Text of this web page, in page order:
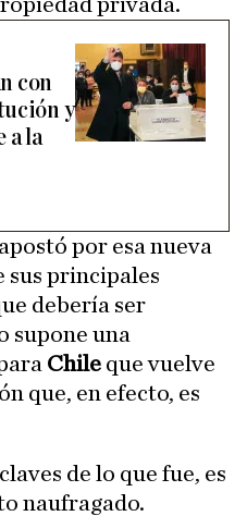
con
y
a la
apostó por esa nueva
sus principales
debería ser
supone una
Chile que vuelve
que, en efecto, es
de lo que fue, es
naufragado.